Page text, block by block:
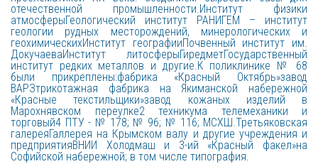
отечественной промышленности.Институт физики
атмосферыГеологический институт РАНИГЕМ – институт
геологии рудных месторождений, минерологических и
геохимическихИнститут географииПочвенный институт им.
ДокучаеваИнститут литосферыГиредметГосударственный
институт редких металлов и другие.К поликлинике № 68
были прикреплены:фабрика «Красный Октябрь»завод
ВАРЗтрикотажная фабрика на Якиманской набережной
«Красные текстильщики»завод кожаных изделий в
Марохнявском переулке2 техникума телемеханики и
торговый4 ПТУ - № 178; № 96; № 116; МСХШ.Третьяковская
галереяГаллерея на Крымском валу и другие учреждения и
предприятияВНИИ Холодмаш и 3-ий «Красный факел»на
Софийской набережной; в том числе типография.